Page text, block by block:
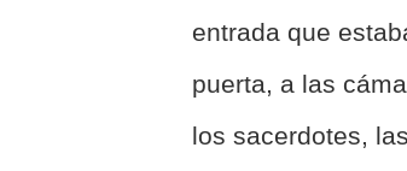
entrada que
puerta, a las
los sacerdotes,